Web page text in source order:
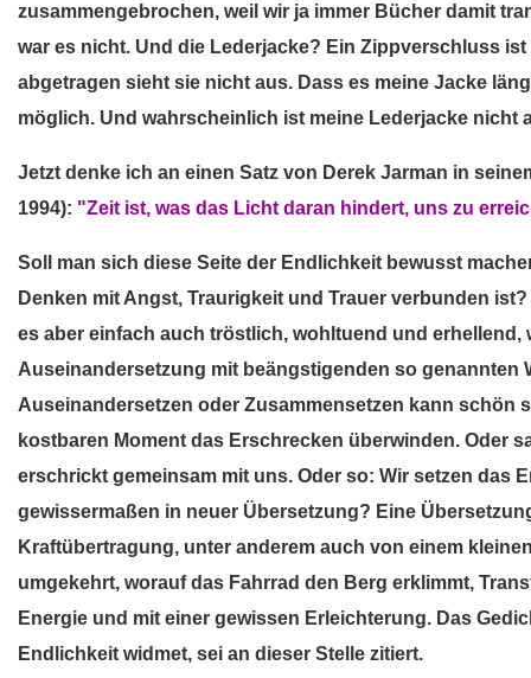
zusammengebrochen, weil wir ja immer Bücher damit
war es nicht. Und die Lederjacke? Ein Zippverschluss
abgetragen sieht sie nicht aus. Dass es meine Jacke
möglich. Und wahrscheinlich ist meine Lederjacke nicht
Jetzt denke ich an einen Satz von Derek Jarman in
1994): "Zeit ist, was das Licht daran hindert, uns zu
Soll man sich diese Seite der Endlichkeit bewusst
Denken mit Angst, Traurigkeit und Trauer verbunden
es aber einfach auch tröstlich, wohltuend und erhellend,
Auseinandersetzung mit beängstigenden so genannten
Auseinandersetzen oder Zusammensetzen kann schön
kostbaren Moment das Erschrecken überwinden. Oder
erschrickt gemeinsam mit uns. Oder so: Wir setzen das
gewissermaßen in neuer Übersetzung? Eine
Kraftübertragung, unter anderem auch von einem
umgekehrt, worauf das Fahrrad den Berg erklimmt,
Energie und mit einer gewissen Erleichterung. Das
Endlichkeit widmet, sei an dieser Stelle zitiert.